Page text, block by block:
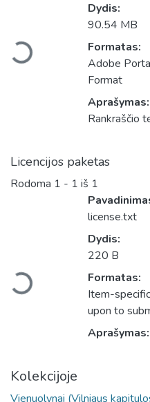
Įkeliama...
Dydis:
90.54 MB
Formatas:
Adobe
Format
Aprašymas:
Rankraščio
Licencijos paketas
Rodoma 1 - 1 iš 1
Įkeliama...
license.txt
Dydis:
220 B
Formatas:
Item-
upon to
Aprašymas:
Kolekcijoje
Vienuolynai (Vilniaus